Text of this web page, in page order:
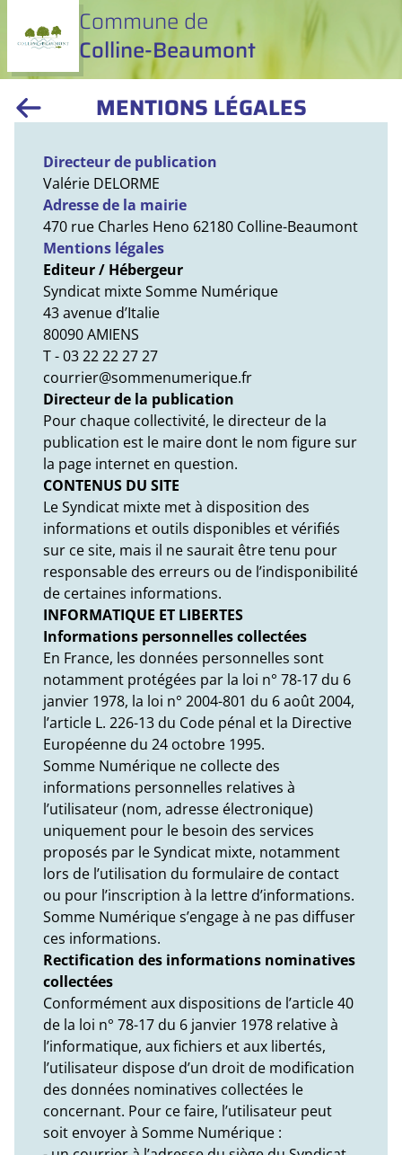
Commune de
Colline-Beaumont
MENTIONS LÉGALES
Directeur de publication
Valérie DELORME
Adresse de la mairie
470 rue Charles Heno 62180 Colline-Beaumont
Mentions légales
Editeur / Hébergeur
Syndicat mixte Somme Numérique
43 avenue d’Italie
80090 AMIENS
T - 03 22 22 27 27
courrier@sommenumerique.fr
Directeur de la publication
Pour chaque collectivité, le directeur de la
publication est le maire dont le nom figure sur
la page internet en question.
CONTENUS DU SITE
Le Syndicat mixte met à disposition des
informations et outils disponibles et vérifiés
sur ce site, mais il ne saurait être tenu pour
responsable des erreurs ou de l’indisponibilité
de certaines informations.
INFORMATIQUE ET LIBERTES
Informations personnelles collectées
En France, les données personnelles sont
notamment protégées par la loi n° 78-17 du 6
janvier 1978, la loi n° 2004-801 du 6 août 2004,
l’article L. 226-13 du Code pénal et la Directive
Européenne du 24 octobre 1995.
Somme Numérique ne collecte des
informations personnelles relatives à
l’utilisateur (nom, adresse électronique)
uniquement pour le besoin des services
proposés par le Syndicat mixte, notamment
lors de l’utilisation du formulaire de contact
ou pour l’inscription à la lettre d’informations.
Somme Numérique s’engage à ne pas diffuser
ces informations.
Rectification des informations nominatives
collectées
Conformément aux dispositions de l’article 40
de la loi n° 78-17 du 6 janvier 1978 relative à
l’informatique, aux fichiers et aux libertés,
l’utilisateur dispose d’un droit de modification
des données nominatives collectées le
concernant. Pour ce faire, l’utilisateur peut
soit envoyer à Somme Numérique :